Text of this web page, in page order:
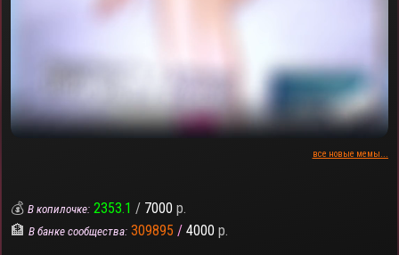
все новые мемы...
💰В копилочке: 2353.1 / 7000 р.
🏦В банке сообщества: 309895 / 4000 р.